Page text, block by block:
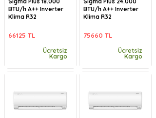
BTU/h A++ Inverter
Klima R32
66125 TL
Ücretsiz
Kargo
BTU/h A++ Inverter
Klima R32
75660 TL
Ücretsiz
Kargo